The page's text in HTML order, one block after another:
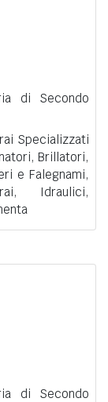
di Secondo
Specializzati
Brillatori,
e Falegnami,
Idraulici,
di Secondo